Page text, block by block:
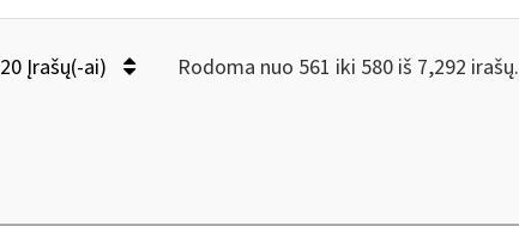
20 Įrašų(-ai) Rodoma nuo 561 iki 580 iš 7,292 irašų.